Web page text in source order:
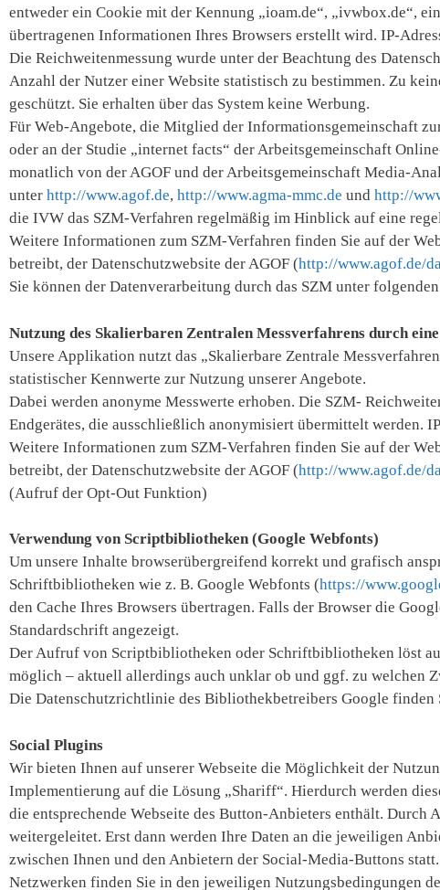
entweder ein Cookie mit der Kennung „ioam.de“, „ivwbox.de“,
übertragenen Informationen Ihres Browsers erstellt wird. IP-
Die Reichweitenmessung wurde unter der Beachtung des
Anzahl der Nutzer einer Website statistisch zu bestimmen. Zu
geschützt. Sie erhalten über das System keine Werbung.
Für Web-Angebote, die Mitglied der Informationsgemeinschaft
oder an der Studie „internet facts“ der Arbeitsgemeinschaft
monatlich von der AGOF und der Arbeitsgemeinschaft Media-
unter http://www.agof.de, http://www.agma-mmc.de und http://
die IVW das SZM-Verfahren regelmäßig im Hinblick auf eine
Weitere Informationen zum SZM-Verfahren finden Sie auf der
betreibt, der Datenschutzwebsite der AGOF (http://www.agof.de/
Sie können der Datenverarbeitung durch das SZM unter
Nutzung des Skalierbaren Zentralen Messverfahrens durch
Unsere Applikation nutzt das „Skalierbare Zentrale
statistischer Kennwerte zur Nutzung unserer Angebote.
Dabei werden anonyme Messwerte erhoben. Die SZM-
Endgerätes, die ausschließlich anonymisiert übermittelt werden.
Weitere Informationen zum SZM-Verfahren finden Sie auf der
betreibt, der Datenschutzwebsite der AGOF (http://www.agof.de/
(Aufruf der Opt-Out Funktion)
Verwendung von Scriptbibliotheken (Google Webfonts)
Um unsere Inhalte browserübergreifend korrekt und grafisch
Schriftbibliotheken wie z. B. Google Webfonts (https://
den Cache Ihres Browsers übertragen. Falls der Browser die
Standardschrift angezeigt.
Der Aufruf von Scriptbibliotheken oder Schriftbibliotheken löst
möglich – aktuell allerdings auch unklar ob und ggf. zu welchen
Die Datenschutzrichtlinie des Bibliothekbetreibers Google finden
Social Plugins
Wir bieten Ihnen auf unserer Webseite die Möglichkeit der
Implementierung auf die Lösung „Shariff“. Hierdurch werden
die entsprechende Webseite des Button-Anbieters enthält.
weitergeleitet. Erst dann werden Ihre Daten an die jeweiligen
zwischen Ihnen und den Anbietern der Social-Media-Buttons
Netzwerken finden Sie in den jeweiligen Nutzungsbedingungen